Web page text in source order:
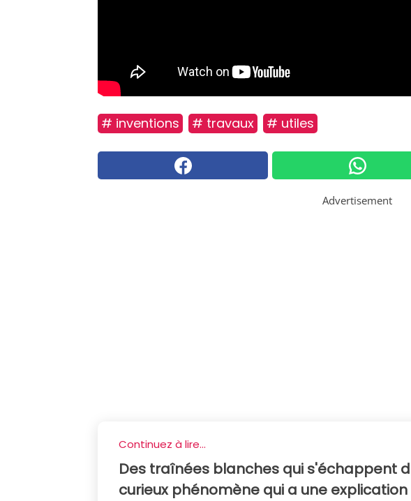
# inventions # travaux # utiles
Advertisement
Continuez à lire...
Des traînées blanches qui s'échappent
curieux phénomène qui a une